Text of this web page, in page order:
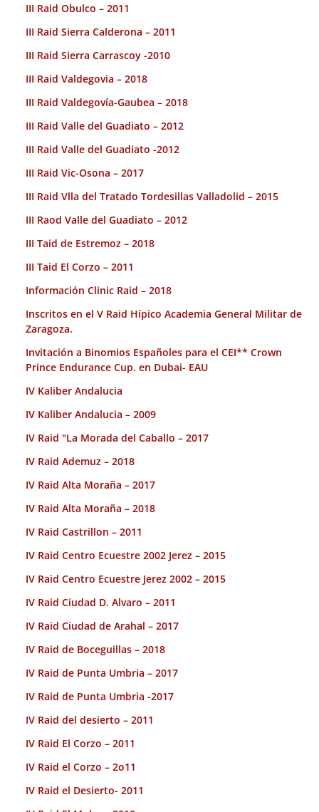
III Raid Obulco – 2011
III Raid Sierra Calderona – 2011
III Raid Sierra Carrascoy -2010
III Raid Valdegovia – 2018
III Raid Valdegovía-Gaubea – 2018
III Raid Valle del Guadiato – 2012
III Raid Valle del Guadiato -2012
III Raid Vic-Osona – 2017
III Raid Vlla del Tratado Tordesillas Valladolid – 2015
III Raod Valle del Guadiato – 2012
III Taid de Estremoz – 2018
III Taid El Corzo – 2011
Información Clinic Raid – 2018
Inscritos en el V Raid Hípico Academia General Militar de
Zaragoza.
Invitación a Binomios Españoles para el CEI** Crown
Prince Endurance Cup. en Dubai- EAU
IV Kaliber Andalucia
IV Kaliber Andalucia – 2009
IV Raid "La Morada del Caballo – 2017
IV Raid Ademuz – 2018
IV Raid Alta Moraña – 2017
IV Raid Alta Moraña – 2018
IV Raid Castrillon – 2011
IV Raid Centro Ecuestre 2002 Jerez – 2015
IV Raid Centro Ecuestre Jerez 2002 – 2015
IV Raid Ciudad D. Alvaro – 2011
IV Raid Ciudad de Arahal – 2017
IV Raid de Boceguillas – 2018
IV Raid de Punta Umbria – 2017
IV Raid de Punta Umbria -2017
IV Raid del desierto – 2011
IV Raid El Corzo – 2011
IV Raid el Corzo – 2o11
IV Raid el Desierto- 2011